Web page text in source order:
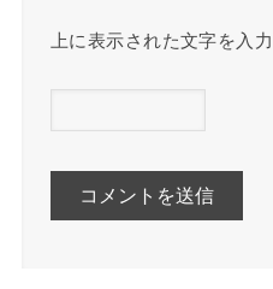
上に表示された文字を入